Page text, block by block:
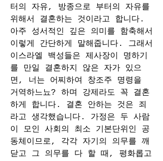
터의 자유, 방종으로 부터의 자유를
위해서 결혼하는 것이라고 합니다.
아주 성서적인 깊은 의미를 함축해서
이렇게 간단하게 말해줍니다. 그래서
이스라엘 백성들은 제사장이 명하기
를 만일 결혼하지 않은 자가 있으
면, 너는 어찌하여 창조주 명령을
거역하느뇨? 하며 강제라도 꼭 결혼
하게 합니다. 결혼 안하는 것은 죄
라고 생각했습니다. 가정은 두 사람
이 모인 사회의 최소 기본단위인 공
동체이므로, 각각 자기의 의무를 깨
닫고 그 의무를 다 할 때, 평화롭고